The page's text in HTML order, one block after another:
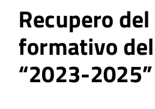
Recupero
formativo
“2023-2025”